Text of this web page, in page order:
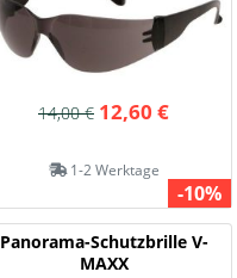
14,00 € 12,60 €
1-2 Werktage
-10%
Panorama-Schutzbrille V-
MAXX